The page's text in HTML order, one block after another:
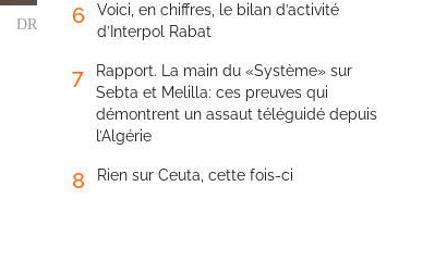
DR 6
Voici, en chiffres, le bilan d’activité
d’Interpol Rabat
7
Rapport. La main du «Système» sur
Sebta et Melilla: ces preuves qui
démontrent un assaut téléguidé depuis
l’Algérie
8 Rien sur Ceuta, cette fois-ci